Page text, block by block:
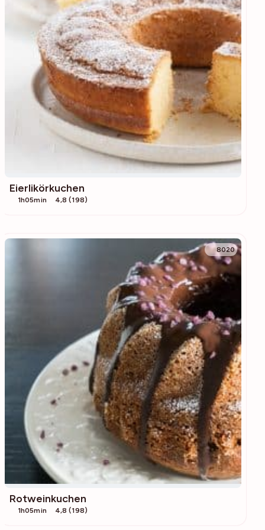
Eierlikörkuchen
1h05min 4,8 (198)
8020
Rotweinkuchen
1h05min 4,8 (198)